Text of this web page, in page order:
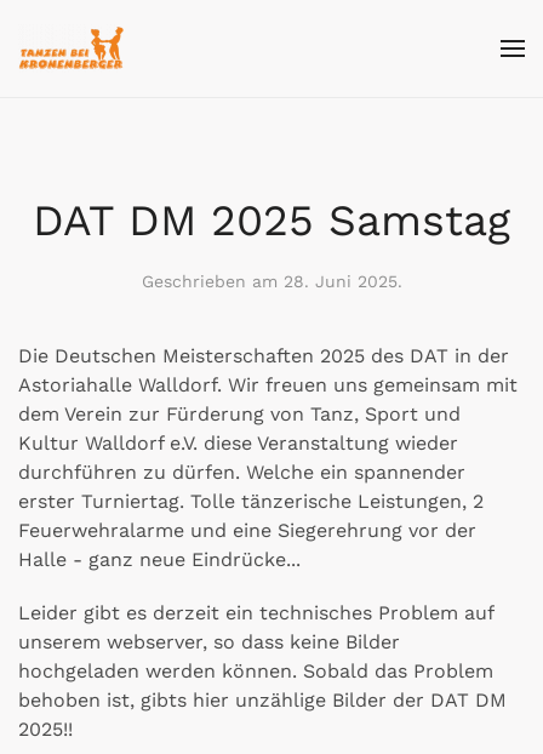
Skip
DAT DM 2025 Samstag
Geschrieben am 28. Juni 2025.
Die Deutschen Meisterschaften 2025 des DAT in der
Astoriahalle Walldorf. Wir freuen uns gemeinsam mit
dem Verein zur Fürderung von Tanz, Sport und
Kultur Walldorf e.V. diese Veranstaltung wieder
durchführen zu dürfen. Welche ein spannender
erster Turniertag. Tolle tänzerische Leistungen, 2
Feuerwehralarme und eine Siegerehrung vor der
Halle - ganz neue Eindrücke...
Leider gibt es derzeit ein technisches Problem auf
unserem webserver, so dass keine Bilder
hochgeladen werden können. Sobald das Problem
behoben ist, gibts hier unzählige Bilder der DAT DM
2025!!